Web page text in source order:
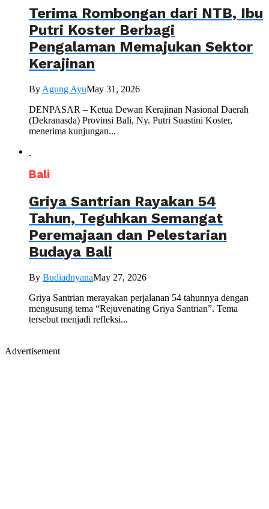
Terima Rombongan dari NTB, Ibu
Putri Koster Berbagi
Pengalaman Memajukan Sektor
Kerajinan
By Agung AyuMay 31, 2026
DENPASAR – Ketua Dewan Kerajinan Nasional Daerah
(Dekranasda) Provinsi Bali, Ny. Putri Suastini Koster,
menerima kunjungan...
Bali
Griya Santrian Rayakan 54
Tahun, Teguhkan Semangat
Peremajaan dan Pelestarian
Budaya Bali
By BudiadnyanaMay 27, 2026
Griya Santrian merayakan perjalanan 54 tahunnya dengan
mengusung tema “Rejuvenating Griya Santrian”. Tema
tersebut menjadi refleksi...
Advertisement